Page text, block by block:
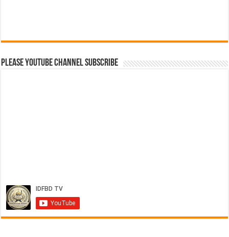
Please Youtube Channel Subscribe